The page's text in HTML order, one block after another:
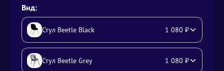
Вид:
Стул Beetle Black 1 080 ₽
Стул Beetle Grey 1 080 ₽